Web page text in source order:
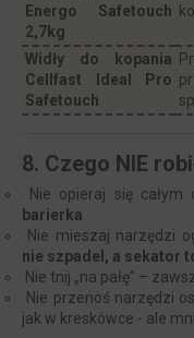
Energo Safetouch
2,7kg
Widły do kopania
Cellfast Ideal Pro
Safetouch
8. Czego NIE
Nie opieraj się całym
barierka
Nie mieszaj narzędzi
nie szpadel, a sekator
Nie tnij „na pałę” –
Nie przenoś narzędzi
jak w kreskówce - ale